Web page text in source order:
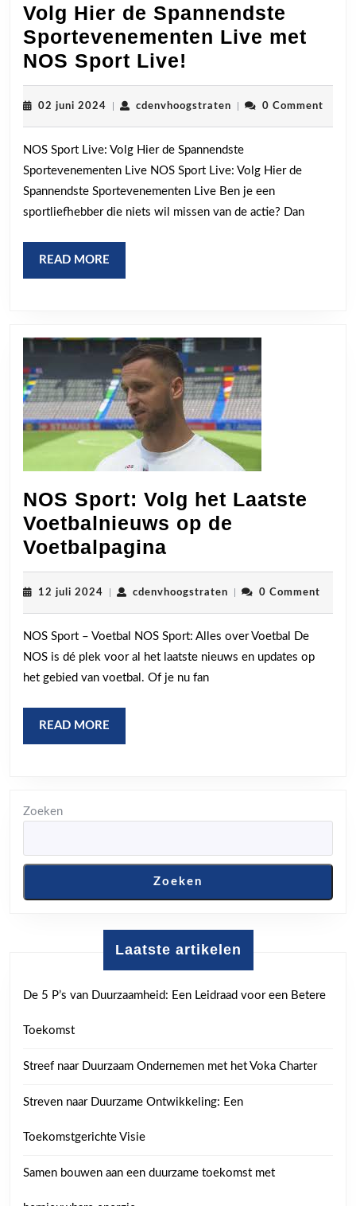
Volg Hier de Spannendste
Sportevenementen Live met
NOS Sport Live!
Hier
de
Spannendste
Live
met
02 juni 2024 02
cdenvhoogstratencdenvhoogstraten
0 Comment
NOS Sport Live: Volg Hier de Spannendste
Sportevenementen Live NOS Sport Live: Volg Hier de
Spannendste Sportevenementen Live Ben je een
sportliefhebber die niets wil missen van de actie? Dan
READ MORE
MORE
NOS Sport: Volg het Laatste
Voetbalnieuws op de
Voetbalpagina
Sport:
Volg
het
Laatste
Voetbalnieuws
op
12 juli 2024 12
cdenvhoogstratencdenvhoogstraten
0 Comment
NOS Sport – Voetbal NOS Sport: Alles over Voetbal De
NOS is dé plek voor al het laatste nieuws en updates op
het gebied van voetbal. Of je nu fan
READ MORE
MORE
Zoeken
Zoeken
Laatste artikelen
De 5 P’s van Duurzaamheid: Een Leidraad voor een Betere
Toekomst
Streef naar Duurzaam Ondernemen met het Voka Charter
Streven naar Duurzame Ontwikkeling: Een
Toekomstgerichte Visie
Samen bouwen aan een duurzame toekomst met